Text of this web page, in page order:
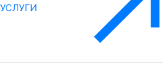
УСЛУГИ